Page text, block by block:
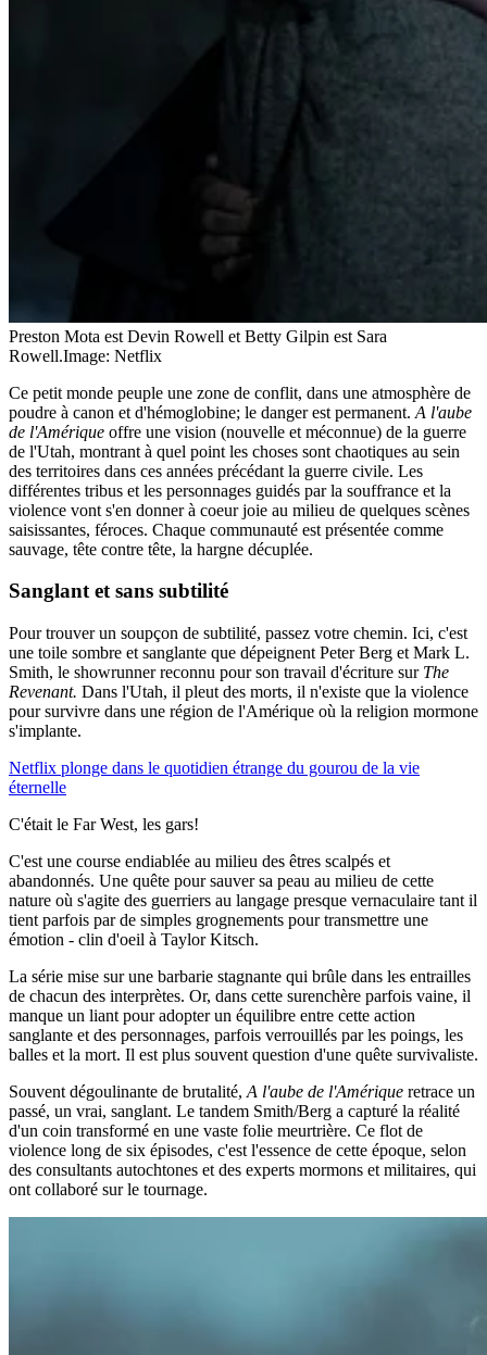
Preston Mota est Devin Rowell et Betty Gilpin est Sara
Rowell.Image: Netflix
Ce petit monde peuple une zone de conflit, dans une atmosphère de
poudre à canon et d'hémoglobine; le danger est permanent. A l'aube
de l'Amérique offre une vision (nouvelle et méconnue) de la guerre
de l'Utah, montrant à quel point les choses sont chaotiques au sein
des territoires dans ces années précédant la guerre civile. Les
différentes tribus et les personnages guidés par la souffrance et la
violence vont s'en donner à coeur joie au milieu de quelques scènes
saisissantes, féroces. Chaque communauté est présentée comme
sauvage, tête contre tête, la hargne décuplée.
Sanglant et sans subtilité
Pour trouver un soupçon de subtilité, passez votre chemin. Ici, c'est
une toile sombre et sanglante que dépeignent Peter Berg et Mark L.
Smith, le showrunner reconnu pour son travail d'écriture sur The
Revenant. Dans l'Utah, il pleut des morts, il n'existe que la violence
pour survivre dans une région de l'Amérique où la religion mormone
s'implante.
Netflix plonge dans le quotidien étrange du gourou de la vie
éternelle
C'était le Far West, les gars!
C'est une course endiablée au milieu des êtres scalpés et
abandonnés. Une quête pour sauver sa peau au milieu de cette
nature où s'agite des guerriers au langage presque vernaculaire tant il
tient parfois par de simples grognements pour transmettre une
émotion - clin d'oeil à Taylor Kitsch.
La série mise sur une barbarie stagnante qui brûle dans les entrailles
de chacun des interprètes. Or, dans cette surenchère parfois vaine, il
manque un liant pour adopter un équilibre entre cette action
sanglante et des personnages, parfois verrouillés par les poings, les
balles et la mort. Il est plus souvent question d'une quête survivaliste.
Souvent dégoulinante de brutalité, A l'aube de l'Amérique retrace un
passé, un vrai, sanglant. Le tandem Smith/Berg a capturé la réalité
d'un coin transformé en une vaste folie meurtrière. Ce flot de
violence long de six épisodes, c'est l'essence de cette époque, selon
des consultants autochtones et des experts mormons et militaires, qui
ont collaboré sur le tournage.